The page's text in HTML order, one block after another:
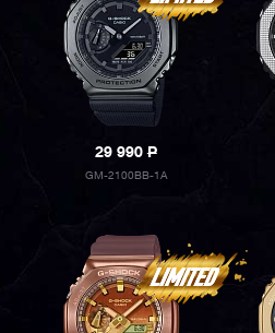
29 990P
GM-2100BB-1A